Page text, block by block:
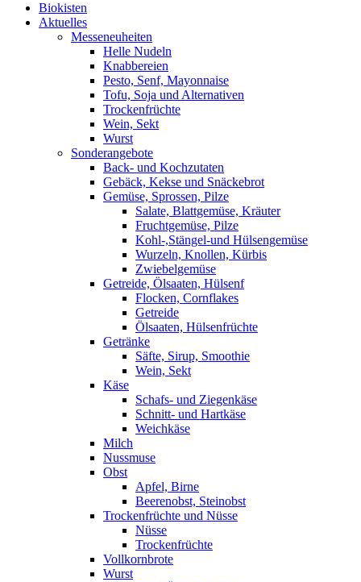
Biokisten
Aktuelles
Messeneuheiten
Helle Nudeln
Knabbereien
Pesto, Senf, Mayonnaise
Tofu, Soja und Alternativen
Trockenfrüchte
Wein, Sekt
Wurst
Sonderangebote
Back- und Kochzutaten
Gebäck, Kekse und Snäckebrot
Gemüse, Sprossen, Pilze
Salate, Blattgemüse, Kräuter
Fruchtgemüse, Pilze
Kohl-,Stängel-und Hülsengemüse
Wurzeln, Knollen, Kürbis
Zwiebelgemüse
Getreide, Ölsaaten, Hülsenf
Flocken, Cornflakes
Getreide
Ölsaaten, Hülsenfrüchte
Getränke
Säfte, Sirup, Smoothie
Wein, Sekt
Käse
Schafs- und Ziegenkäse
Schnitt- und Hartkäse
Weichkäse
Milch
Nussmuse
Obst
Apfel, Birne
Beerenobst, Steinobst
Trockenfrüchte und Nüsse
Nüsse
Trockenfrüchte
Vollkornbrote
Wurst